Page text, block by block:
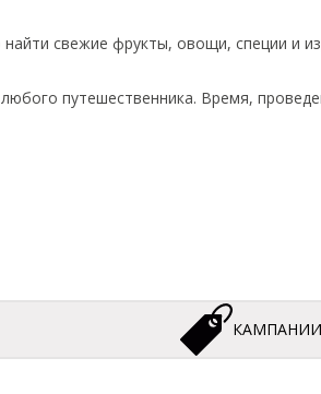
свежие фрукты, овощи, специи и
путешественника. Время,
КАМПАНИИ